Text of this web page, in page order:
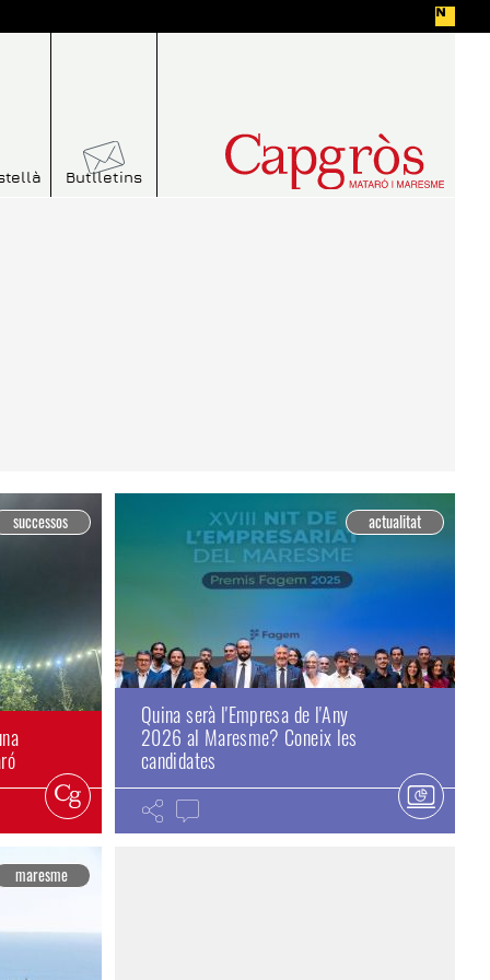
Butlletins
successos actualitat
Quina serà l'Empresa de l'Any
2026 al Maresme? Coneix les
candidates
maresme